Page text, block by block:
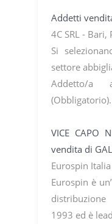
Addetti
4C SRL - Bari,
Si
settore
Addetto/
(Obbligatorio).
VICE CAPO
vendita di
Eurospin
Eurospin è
1993 ed è